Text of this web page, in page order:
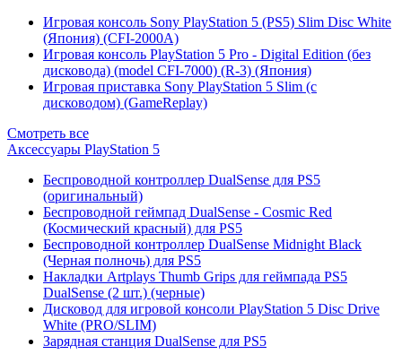
Игровая консоль Sony PlayStation 5 (PS5) Slim Disc White
(Япония) (CFI-2000A)
Игровая консоль PlayStation 5 Pro - Digital Edition (без
дисковода) (model CFI-7000) (R-3) (Япония)
Игровая приставка Sony PlayStation 5 Slim (с
дисководом) (GameReplay)
Смотреть все
Аксессуары PlayStation 5
Беспроводной контроллер DualSense для PS5
(оригинальный)
Беспроводной геймпад DualSense - Cosmic Red
(Космический красный) для PS5
Беспроводной контроллер DualSense Midnight Black
(Черная полночь) для PS5
Накладки Artplays Thumb Grips для геймпада PS5
DualSense (2 шт.) (черные)
Дисковод для игровой консоли PlayStation 5 Disc Drive
White (PRO/SLIM)
Зарядная станция DualSense для PS5